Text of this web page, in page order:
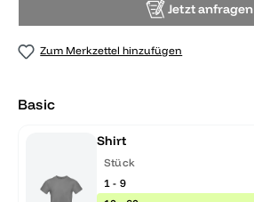
Jetzt anfragen
Zum Merkzettel hinzufügen
Basic
Shirt
Stück
1 - 9